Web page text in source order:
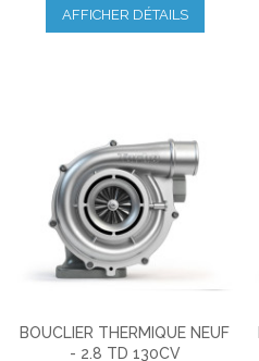
AFFICHER DÉTAILS
BOUCLIER THERMIQUE NEUF
- 2.8 TD 130CV